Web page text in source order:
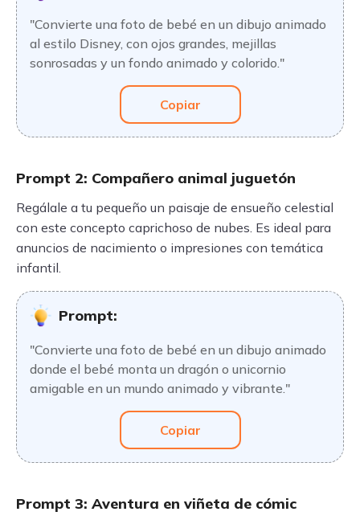
"Convierte una foto de bebé en un dibujo animado
al estilo Disney, con ojos grandes, mejillas
sonrosadas y un fondo animado y colorido."
Copiar
Prompt 2: Compañero animal juguetón
Regálale a tu pequeño un paisaje de ensueño celestial
con este concepto caprichoso de nubes. Es ideal para
anuncios de nacimiento o impresiones con temática
infantil.
Prompt:
"Convierte una foto de bebé en un dibujo animado
donde el bebé monta un dragón o unicornio
amigable en un mundo animado y vibrante."
Copiar
Prompt 3: Aventura en viñeta de cómic